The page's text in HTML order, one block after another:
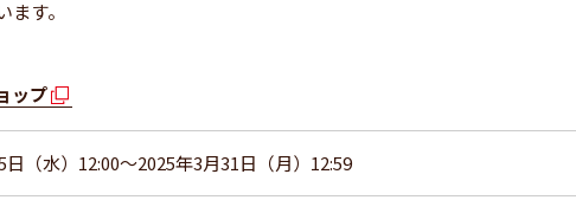
す。
ップ
日（水）12:00～2025年3月31日（月）12:59